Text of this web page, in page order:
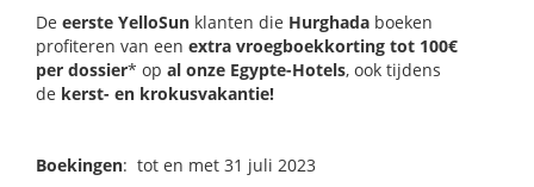
De eerste YelloSun klanten die Hurghada boeken
profiteren van een extra vroegboekkorting tot 100€
per dossier* op al onze Egypte-Hotels, ook tijdens
de kerst- en krokusvakantie!
Boekingen: tot en met 31 juli 2023